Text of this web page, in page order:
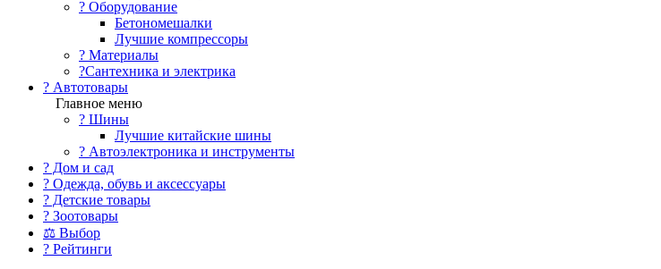
?️ Оборудование
Бетономешалки
Лучшие компрессоры
? Материалы
?Сантехника и электрика
? Автотовары
Главное меню
? Шины
Лучшие китайские шины
? Автоэлектроника и инструменты
? Дом и сад
? Одежда, обувь и аксессуары
? Детские товары
? Зоотовары
⚖ Выбор
? Рейтинги